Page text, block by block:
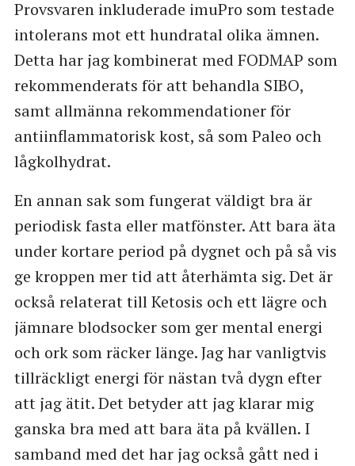
Provsvaren inkluderade imuPro som testade
intolerans mot ett hundratal olika ämnen.
Detta har jag kombinerat med FODMAP som
rekommenderats för att behandla SIBO,
samt allmänna rekommendationer för
antiinflammatorisk kost, så som Paleo och
lågkolhydrat.
En annan sak som fungerat väldigt bra är
periodisk fasta eller matfönster. Att bara äta
under kortare period på dygnet och på så vis
ge kroppen mer tid att återhämta sig. Det är
också relaterat till Ketosis och ett lägre och
jämnare blodsocker som ger mental energi
och ork som räcker länge. Jag har vanligtvis
tillräckligt energi för nästan två dygn efter
att jag ätit. Det betyder att jag klarar mig
ganska bra med att bara äta på kvällen. I
samband med det har jag också gått ned i